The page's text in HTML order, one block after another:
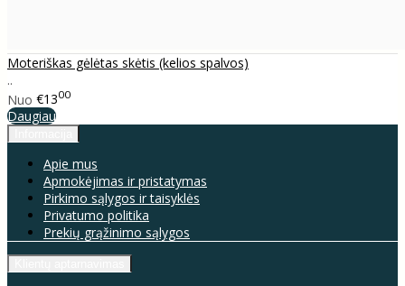
Moteriškas gėlėtas skėtis (kelios spalvos)
..
Nuo €1300
Daugiau
Apie mus
Apmokėjimas ir pristatymas
Pirkimo sąlygos ir taisyklės
Privatumo politika
Prekių grąžinimo sąlygos